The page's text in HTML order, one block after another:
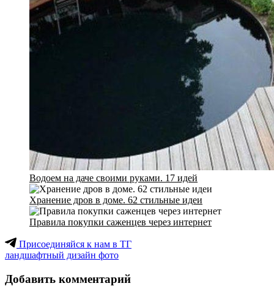
Водоем на даче своими руками. 17 идей
Хранение дров в доме. 62 стильные идеи
Правила покупки саженцев через интернет
Присоединяйся к нам в ТГ
ландшафтный дизайн фото
Добавить комментарий